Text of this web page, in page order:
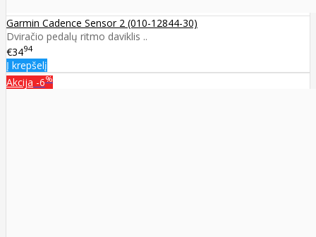
Garmin Cadence Sensor 2 (010-12844-30)
Dviračio pedalų ritmo daviklis ..
€3494
Į krepšelį
Akcija -6%